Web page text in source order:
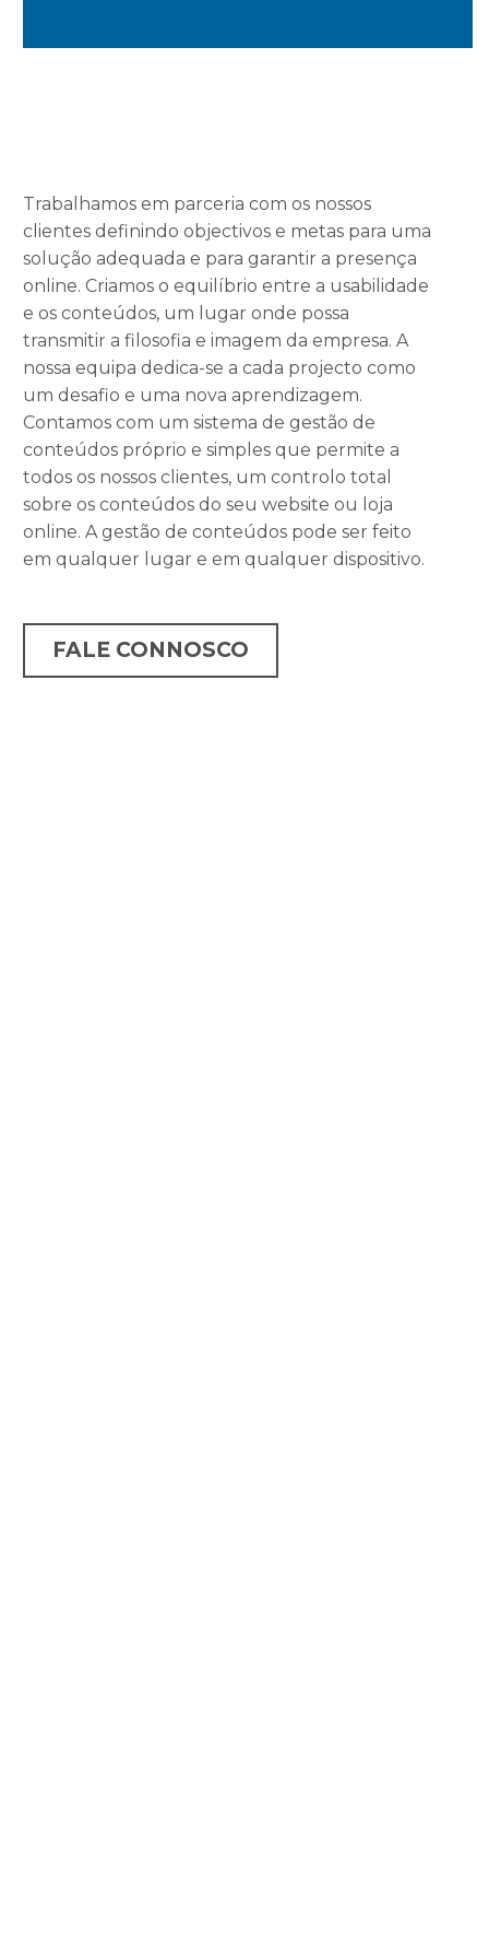
Trabalhamos em parceria com os nossos
clientes definindo objectivos e metas para uma
solução adequada e para garantir a presença
online. Criamos o equilíbrio entre a usabilidade
e os conteúdos, um lugar onde possa
transmitir a filosofia e imagem da empresa. A
nossa equipa dedica-se a cada projecto como
um desafio e uma nova aprendizagem.
Contamos com um sistema de gestão de
conteúdos próprio e simples que permite a
todos os nossos clientes, um controlo total
sobre os conteúdos do seu website ou loja
online. A gestão de conteúdos pode ser feito
em qualquer lugar e em qualquer dispositivo.
FALE CONNOSCO